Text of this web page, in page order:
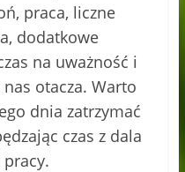
praca, liczne
dodatkowe
na uważność i
otacza. Warto
dnia zatrzymać
czas z dala
pracy.